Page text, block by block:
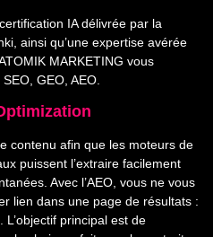
IA délivrée par la
ainsi qu’une expertise avérée
MARKETING vous
GEO, AEO.
contenu afin que les moteurs de
puissent l’extraire facilement
Avec l’AEO, vous ne vous
lien dans une page de résultats :
principal est de